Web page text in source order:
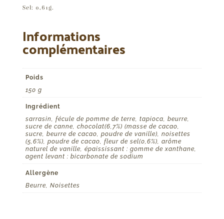
Sel: 0,61g.
Informations
complémentaires
Poids
150 g
Ingrédient
sarrasin, fécule de pomme de terre, tapioca, beurre,
sucre de canne, chocolat(6,7%) (masse de cacao,
sucre, beurre de cacao, poudre de vanille), noisettes
(5,6%), poudre de cacao, fleur de sel(0,6%), arôme
naturel de vanille, épaississant : gomme de xanthane,
agent levant : bicarbonate de sodium
Allergène
Beurre, Noisettes